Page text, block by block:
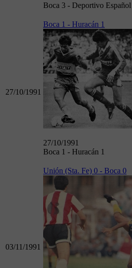
Boca 3 - Deportivo
27/10/1991
Boca 1 - Huracán 1
27/10/1991
Boca 1 - Huracán 1
03/11/1991
Unión (Sta. Fe) 0 - Boca 0